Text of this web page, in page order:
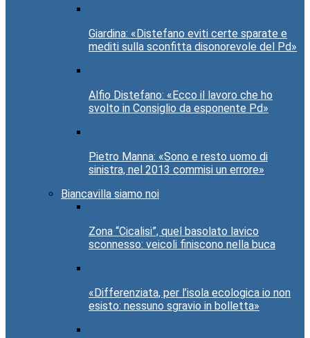
Giardina: «Distefano eviti certe sparate e
mediti sulla sconfitta disonorevole del Pd»
Alfio Distefano: «Ecco il lavoro che ho
svolto in Consiglio da esponente Pd»
Pietro Manna: «Sono e resto uomo di
sinistra, nel 2013 commisi un errore»
Biancavilla siamo noi
Zona “Cicalisi”, quel basolato lavico
sconnesso: veicoli finiscono nella buca
«Differenziata, per l’isola ecologica io non
esisto: nessuno sgravio in bolletta»